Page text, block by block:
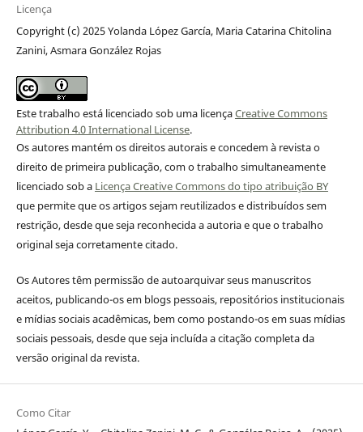
Licença
Copyright (c) 2025 Yolanda López García, Maria Catarina Chitolina
Zanini, Asmara González Rojas
Este trabalho está licenciado sob uma licençaCreative Commons
Attribution 4.0 International License.
Os autores mantém os direitos autorais e concedem à revista o
direito de primeira publicação, com o trabalho simultaneamente
licenciado sob a Licença Creative Commons do tipo atribuição BY
que permite que os artigos sejam reutilizados e distribuídos sem
restrição, desde que seja reconhecida a autoria e que o trabalho
original seja corretamente citado.
Os Autores têm permissão de autoarquivar seus manuscritos
aceitos, publicando-os em blogs pessoais, repositórios institucionais
e mídias sociais acadêmicas, bem como postando-os em suas mídias
sociais pessoais, desde que seja incluída a citação completa da
versão original da revista.
Como Citar